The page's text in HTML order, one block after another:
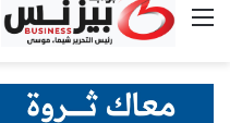
القائمة